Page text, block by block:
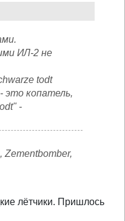
ИЛ-2 не
todt
это копатель,
-
Zementbomber,
лётчики. Пришлось